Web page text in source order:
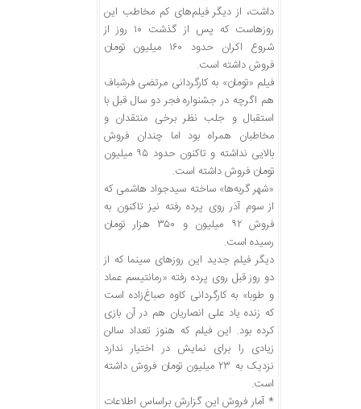
داشت، از دیگر فیلم‌های کم مخاطب این
روزهاست که پس از گذشت ۱۰ روز از
شروع اکران حدود ۱۶۰ میلیون تومان
فروش داشته است.
فیلم «تومان» به کارگردانی مرتضی فرشباف
هم اگرچه در جشنواره فجر دو سال قبل با
استقبال و جلب نظر برخی منتقدان و
مخاطبان همراه بود اما چندان فروش
بالایی نداشته و تاکنون حدود ۹۵ میلیون
تومان فروش داشته است.
«شهر گربه‌ها» ساخته سیدجواد هاشمی که
از سوم آذر روی پرده رفته نیز تاکنون به
فروش ۹۲ میلیون و ۳۵۰ هزار تومان
رسیده است.
دیگر فیلم جدید این روزهای سینما که از
دو روز قبل روی پرده رفته «رمانتیسم عماد
و طوبا» به کارگردانی کاوه صباغ‌زاده است
که زنده یاد علی انصاریان هم در آن بازی
کرده بود. این فیلم که هنوز تعداد سالن
زیادی را برای نمایش در اختیار ندارد
نزدیک به ۲۳ میلیون تومان فروش داشته
است.
* آمار فروش این گزارش براساس اطلاعات